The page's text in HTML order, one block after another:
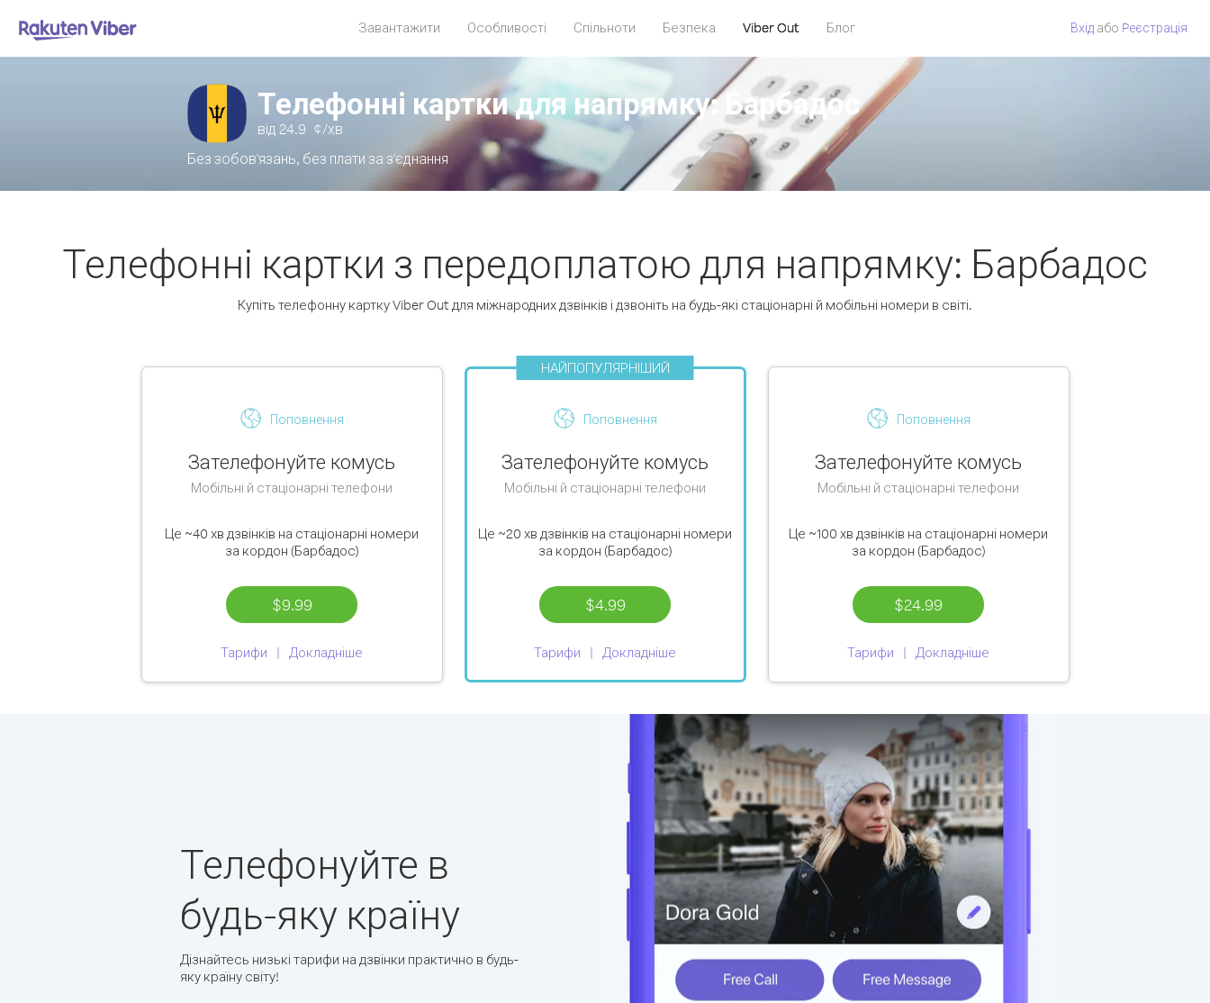
Завантажити Особливості Спільноти Безпека Viber Out Блог Вхід або Pеєстрація
Телефонні картки для напрямку: Барбадос
від 24.9 ¢/хв
Без зобов'язань, без плати за з'єднання
Телефонні картки з передоплатою для напрямку: Барбадос
Купіть телефонну картку Viber Out для міжнародних дзвінків і дзвоніть на будь-які стаціонарні й мобільні номери в світі.
Поповнення
Зателефонуйте комусь
Мобільні й стаціонарні телефони
Це ~40 хв дзвінків на стаціонарні номери
за кордон (Барбадос)
$9.99
Тарифи Докладніше
НАЙПОПУЛЯРНІШИЙ
Поповнення
Зателефонуйте комусь
Мобільні й стаціонарні телефони
Це ~20 хв дзвінків на стаціонарні номери
за кордон (Барбадос)
$4.99
Тарифи Докладніше
Поповнення
Зателефонуйте комусь
Мобільні й стаціонарні телефони
Це ~100 хв дзвінків на стаціонарні номери
за кордон (Барбадос)
$24.99
Тарифи Докладніше
Телефонуйте в
будь-яку країну
Дізнайтесь низькі тарифи на дзвінки практично в будь-
яку країну світу!